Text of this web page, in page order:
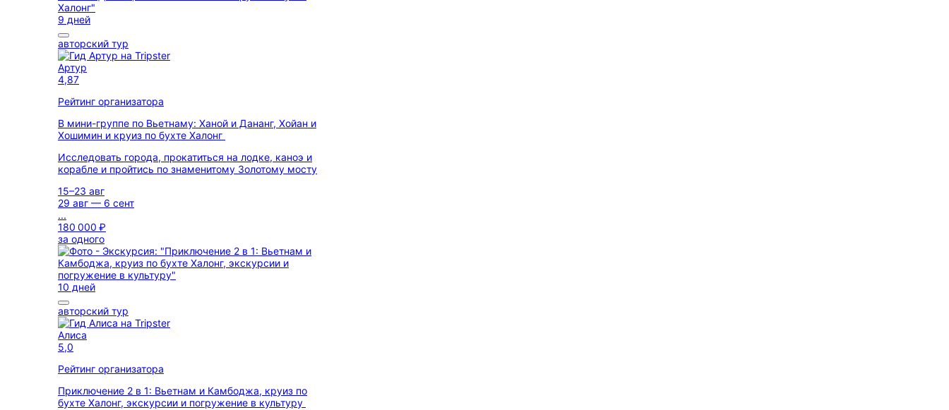
9 дней
авторский тур
Артур
4,87
Рейтинг организатора
В мини-группе по Вьетнаму: Ханой и Дананг, Хойан и
Хошимин и круиз по бухте Халонг
Исследовать города, прокатиться на лодке, каноэ и
корабле и пройтись по знаменитому Золотому мосту
15–23 авг
29 авг — 6 сент
...
180 000 ₽
за одного
10 дней
авторский тур
Алиса
5,0
Рейтинг организатора
Приключение 2 в 1: Вьетнам и Камбоджа, круиз по
бухте Халонг, экскурсии и погружение в культуру